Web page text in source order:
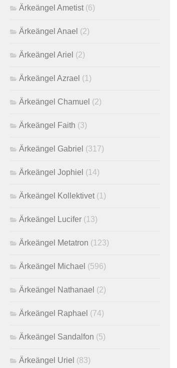
Ärkeängel Ametist (6)
Ärkeängel Anael (2)
Ärkeängel Ariel (2)
Ärkeängel Azrael (1)
Ärkeängel Chamuel (2)
Ärkeängel Faith (3)
Ärkeängel Gabriel (317)
Ärkeängel Jophiel (14)
Ärkeängel Kollektivet (1)
Ärkeängel Lucifer (13)
Ärkeängel Metatron (123)
Ärkeängel Michael (596)
Ärkeängel Nathanael (2)
Ärkeängel Raphael (74)
Ärkeängel Sandalfon (5)
Ärkeängel Uriel (83)